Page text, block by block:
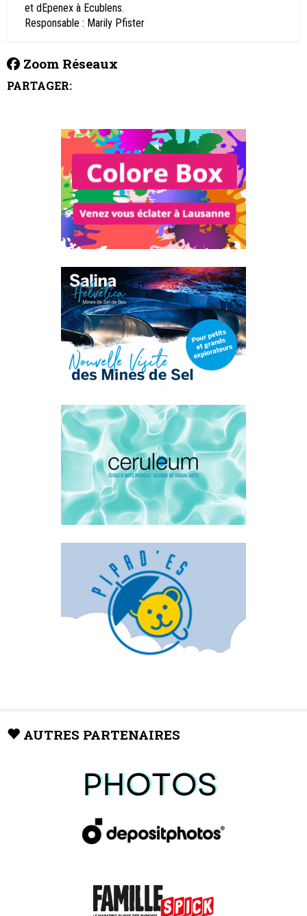
et dEpenex à Ecublens.
Responsable : Marily Pfister
Zoom Réseaux
PARTAGER:
AUTRES PARTENAIRES